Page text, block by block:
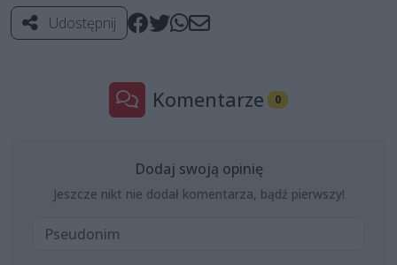
Udostępnij
Komentarze 0
Dodaj swoją opinię
Jeszcze nikt nie dodał komentarza, bądź pierwszy!